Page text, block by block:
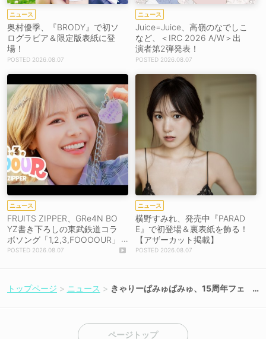
ニュース
奥村優季、『BRODY』で初ソ
ログラビア＆限定版表紙に登
場！
2026.08.07
ニュース
Juice=Juice、高嶺のなでしこ
など、＜IRC 2026 A/W＞出
演者第2弾発表！
2026.08.07
ニュース
FRUITS ZIPPER、GRe4N BO
YZ書き下ろしの東武鉄道コラ
ボソング「1,2,3,FOOOOUR」
をリリース＆MV公開！
2026.08.07
ニュース
横野すみれ、発売中『PARAD
E』で初登場＆裏表紙を飾る！
【アザーカット掲載】
2026.08.07
トップページ ニュース
きゃりーぱみゅぱみゅ、15周年フェ
ページトップ